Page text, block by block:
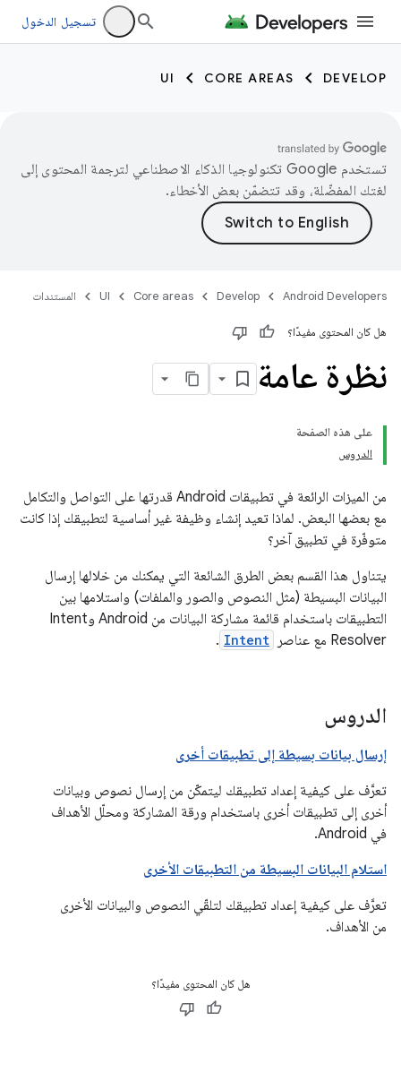
تسجيل الدخول
DEVELOP
CORE AREAS
UI
تستخدم Google تكنولوجيا الذكاء الاصطناعي لترجمة المحتوى إلى
لغتك المفضّلة، وقد تتضمّن بعض الأخطاء.
Android Developers
Develop
Core areas
UI المستندات
هل كان المحتوى مفيدًا؟
نظرة عامة
على هذه الصفحة
الدروس
من الميزات الرائعة في تطبيقات Android قدرتها على التواصل والتكامل
مع بعضها البعض. لماذا تعيد إنشاء وظيفة غير أساسية لتطبيقك إذا كانت
متوفّرة في تطبيق آخر؟
يتناول هذا القسم بعض الطرق الشائعة التي يمكنك من خلالها إرسال
البيانات البسيطة (مثل النصوص والصور والملفات) واستلامها بين
التطبيقات باستخدام قائمة مشاركة البيانات من Android وIntent
Resolver مع عناصر
Intent
.
الدروس
إرسال بيانات بسيطة إلى تطبيقات أخرى
تعرَّف على كيفية إعداد تطبيقك ليتمكّن من إرسال نصوص وبيانات
أخرى إلى تطبيقات أخرى باستخدام ورقة المشاركة ومحلّل الأهداف
في Android.
استلام البيانات البسيطة من التطبيقات الأخرى
تعرَّف على كيفية إعداد تطبيقك لتلقّي النصوص والبيانات الأخرى
من الأهداف.
هل كان المحتوى مفيدًا؟